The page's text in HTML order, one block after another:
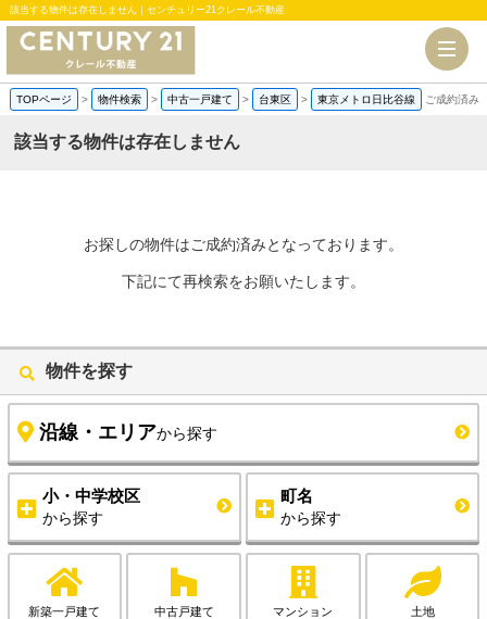
該当する物件は存在しません｜センチュリー21クレール不動産
TOPページ > 物件検索 > 中古一戸建て > 台東区 > 東京メトロ日比谷線 ご成約済み
該当する物件は存在しません
お探しの物件はご成約済みとなっております。
下記にて再検索をお願いたします。
物件を探す
沿線・エリアから探す
小・中学校区
から探す
町名
から探す
新築一戸建て 中古戸建て マンション 土地